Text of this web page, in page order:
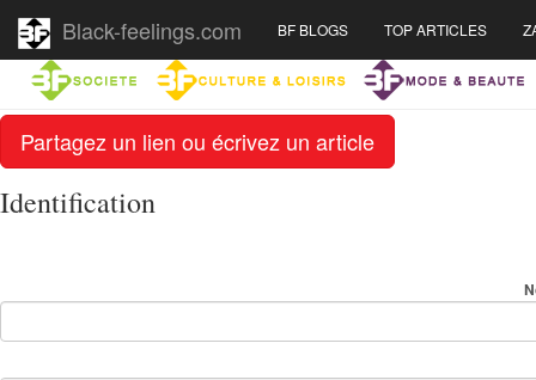
Partagez un lien ou écrivez un article
Black-feelings.com BF BLOGS TOP ARTICLES
Identification